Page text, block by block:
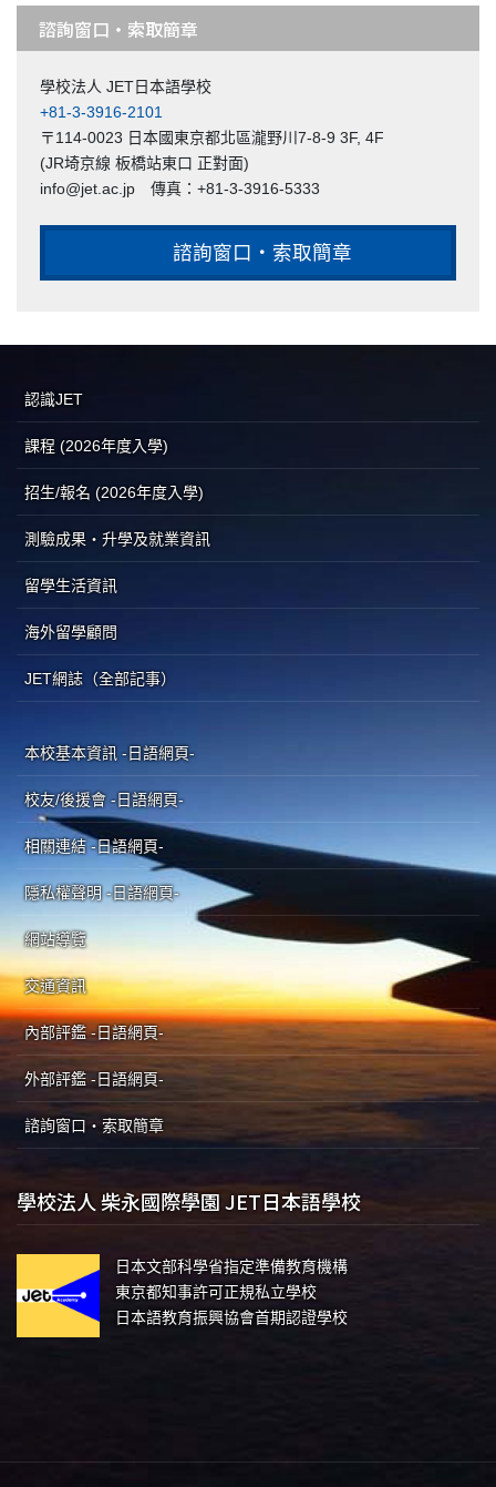
諮詢窗口・索取簡章
學校法人 JET日本語學校
+81-3-3916-2101
〒114-0023 日本國東京都北區瀧野川7-8-9 3F, 4F
(JR埼京線 板橋站東口 正對面)
info@jet.ac.jp 傳真：+81-3-3916-5333
諮詢窗口・索取簡章
認識JET
課程 (2026年度入學)
招生/報名 (2026年度入學)
測驗成果・升學及就業資訊
留學生活資訊
海外留學顧問
JET網誌（全部記事）
本校基本資訊 -日語網頁-
校友/後援會 -日語網頁-
相關連結 -日語網頁-
隱私權聲明 -日語網頁-
網站導覽
交通資訊
內部評鑑 -日語網頁-
外部評鑑 -日語網頁-
諮詢窗口・索取簡章
學校法人 柴永國際學園 JET日本語學校
日本文部科學省指定準備教育機構
東京都知事許可正規私立學校
日本語教育振興協會首期認證學校